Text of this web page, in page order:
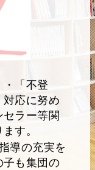
「不登
応に努め
セラー等関
す。
導の充実を
子も集団の